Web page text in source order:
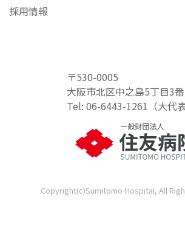
採用情報
〒530-0005
大阪市北区中之島5丁目3
Tel: 06-6443-1261（大代表
Copyright(c)Sumitomo Hospital, All